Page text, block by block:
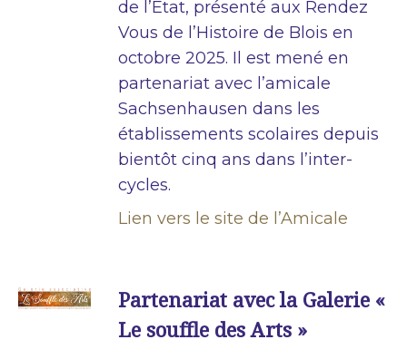
de l’État, présenté aux Rendez
Vous de l’Histoire de Blois en
octobre 2025. Il est mené en
partenariat avec l’amicale
Sachsenhausen dans les
établissements scolaires depuis
bientôt cinq ans dans l’inter-
cycles.
Lien vers le site de l’Amicale
Partenariat avec la Galerie «
Le souffle des Arts »